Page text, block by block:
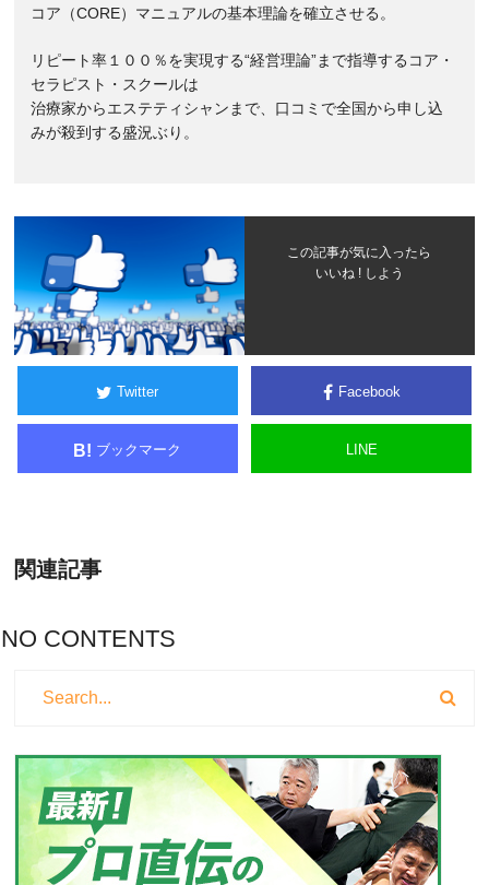
コア（CORE）マニュアルの基本理論を確立させる。
リピート率１００％を実現する“経営理論”まで指導するコア・
セラピスト・スクールは
治療家からエステティシャンまで、口コミで全国から申し込
みが殺到する盛況ぶり。
この記事が気に入ったら
いいね ! しよう
Twitter Facebook
B! ブックマーク LINE
関連記事
NO CONTENTS